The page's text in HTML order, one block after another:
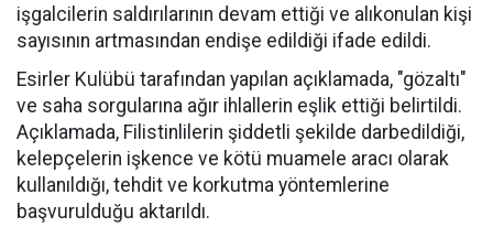
işgalcilerin saldırılarının devam ettiği ve alıkonulan kişi
sayısının artmasından endişe edildiği ifade edildi.
Esirler Kulübü tarafından yapılan açıklamada, "gözaltı"
ve saha sorgularına ağır ihlallerin eşlik ettiği belirtildi.
Açıklamada, Filistinlilerin şiddetli şekilde darbedildiği,
kelepçelerin işkence ve kötü muamele aracı olarak
kullanıldığı, tehdit ve korkutma yöntemlerine
başvurulduğu aktarıldı.